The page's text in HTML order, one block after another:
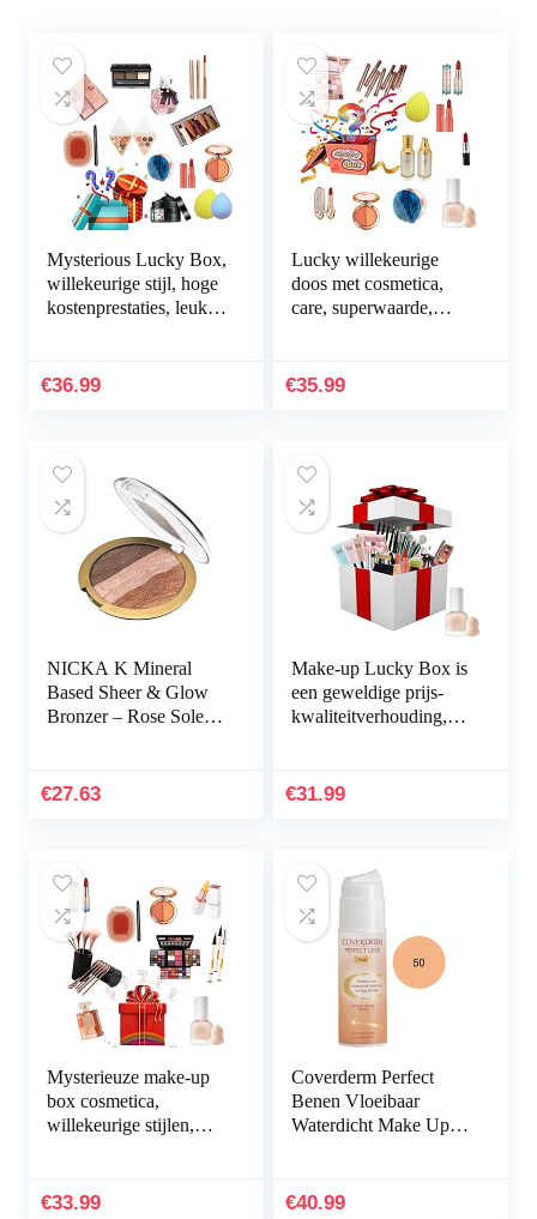
Mysterious Lucky Box,
willekeurige stijl, hoge
kostenprestaties, leuke
waarde…
€36.99
Lucky willekeurige
doos met cosmetica,
care, superwaarde,
mogelijk
€35.99
NICKA K Mineral
Based Sheer & Glow
Bronzer – Rose Soleil
€27.63
Make-up Lucky Box is
een geweldige prijs-
kwaliteitverhouding,
vakantie…
€31.99
Mysterieuze make-up
box cosmetica,
willekeurige stijlen,
openen, zoals:
€33.99
Coverderm Perfect
Benen Vloeibaar
Waterdicht Make Up
€40.99